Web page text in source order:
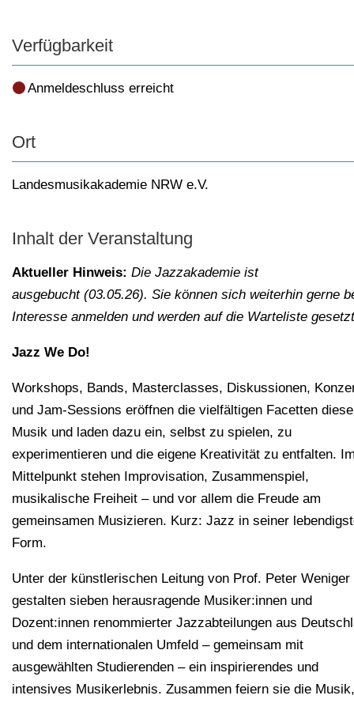
Verfügbarkeit
Anmeldeschluss erreicht
Ort
Landesmusikakademie NRW e.V.
Inhalt der Veranstaltung
Aktueller Hinweis: Die Jazzakademie ist
ausgebucht (03.05.26). Sie können sich weiterhin gerne
Interesse anmelden und werden auf die Warteliste
Jazz We Do!
Workshops, Bands, Masterclasses, Diskussionen,
und Jam-Sessions eröffnen die vielfältigen Facetten
Musik und laden dazu ein, selbst zu spielen, zu
experimentieren und die eigene Kreativität zu entfalten.
Mittelpunkt stehen Improvisation, Zusammenspiel,
musikalische Freiheit – und vor allem die Freude am
gemeinsamen Musizieren. Kurz: Jazz in seiner
Form.
Unter der künstlerischen Leitung von Prof. Peter Weniger
gestalten sieben herausragende Musiker:innen und
Dozent:innen renommierter Jazzabteilungen aus
und dem internationalen Umfeld – gemeinsam mit
ausgewählten Studierenden – ein inspirierendes und
intensives Musikerlebnis. Zusammen feiern sie die Musik,